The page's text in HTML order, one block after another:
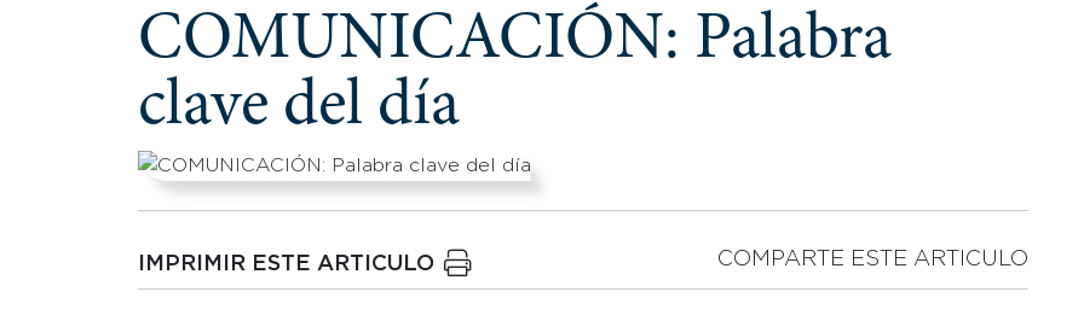
COMUNICACIÓN: Palabra
clave del día
IMPRIMIR ESTE ARTICULO COMPARTE ESTE ARTICULO